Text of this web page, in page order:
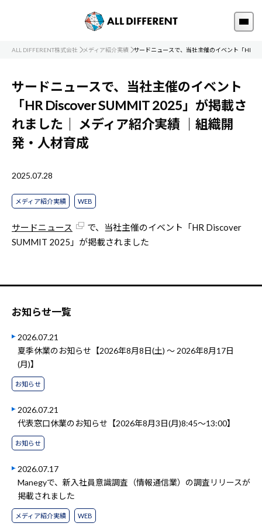
ALL DIFFERENT株式会社 メディア紹介実績 サードニュースで、当社主催のイベント「HR
サードニュースで、当社主催のイベント
「HR Discover SUMMIT 2025」が掲載さ
れました｜ メディア紹介実績
｜組織開
発・人材育成
2025.07.28
メディア紹介実績 WEB
サードニュース
で、当社主催のイベント「HR Discover
SUMMIT 2025」が掲載されました
お知らせ一覧
2026.07.21
夏季休業のお知らせ【2026年8月8日(土) ～ 2026年8月17日
(月)】
お知らせ
2026.07.21
代表窓口休業のお知らせ【2026年8月3日(月)8:45～13:00】
お知らせ
2026.07.17
Manegyで、新入社員意識調査（情報通信業）の調査リリースが
掲載されました
メディア紹介実績 WEB